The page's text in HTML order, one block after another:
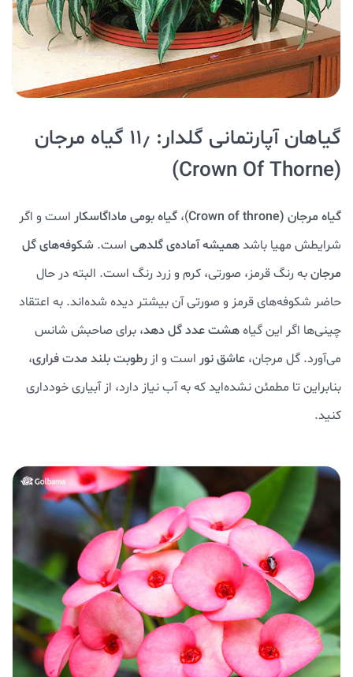
گیاهان آپارتمانی گلدار: ۱۱٫ گیاه مرجان
(Crown Of Thorne)
گیاه مرجان (Crown of throne )، گیاه بومی ماداگاسکار است و اگر
شرایطش مهیا باشدهمیشه آماده‌ی گلدهی است. شکوفه‌های گل
مرجانبه رنگ قرمز، صورتی، کرم و زرد رنگ است. البته در حال
حاضر شکوفه‌های قرمز و صورتی آن بیشتر دیده شده‌اند. به اعتقاد
چینی‌ها اگر این گیاههشت عدد گل دهد، برای صاحبش شانس
می‌آورد. گل مرجان، عاشق نور است و ازرطوبت بلند مدت فراری،
بنابراین تا مطمئن نشده‌اید که به آب نیاز دارد، از آبیاری خودداری
کنید.